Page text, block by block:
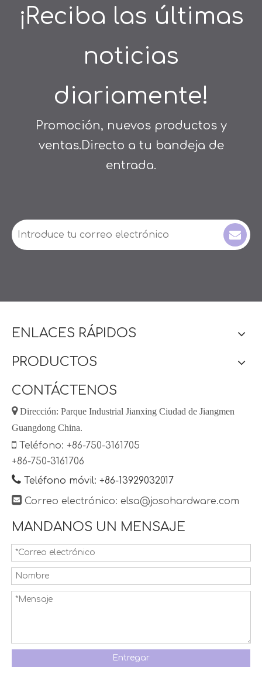
¡Reciba las últimas
noticias
diariamente!
Promoción, nuevos productos y
ventas.Directo a tu bandeja de
entrada.
ENLACES RÁPIDOS
PRODUCTOS
CONTÁCTENOS
Dirección: Parque Industrial Jianxing Ciudad de Jiangmen
Guangdong China.
 Teléfono: +86-750-3161705
+86-750-3161706
 Teléfono móvil: +86-13929032017
 Correo electrónico: elsa@josohardware.com
MANDANOS UN MENSAJE
Entregar